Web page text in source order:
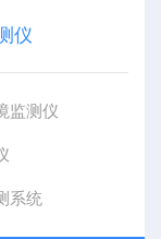
仪
监测仪
系统